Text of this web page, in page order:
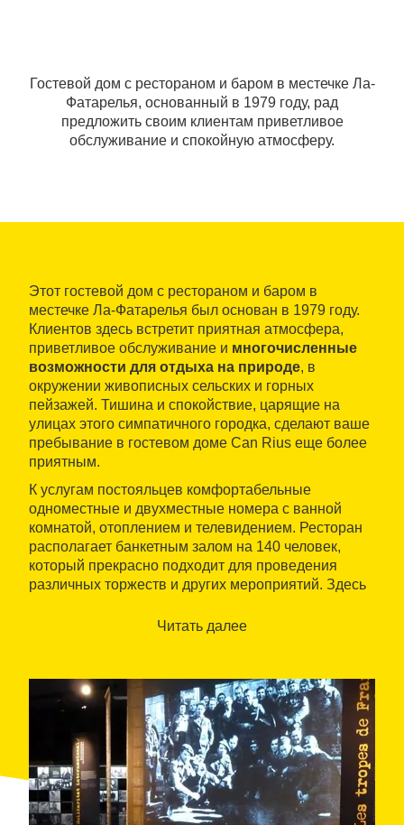
Гостевой дом с рестораном и баром в местечке Ла-
Фатарелья, основанный в 1979 году, рад
предложить своим клиентам приветливое
обслуживание и спокойную атмосферу.
Этот гостевой дом с рестораном и баром в
местечке Ла-Фатарелья был основан в 1979 году.
Клиентов здесь встретит приятная атмосфера,
приветливое обслуживание и многочисленные
возможности для отдыха на природе, в
окружении живописных сельских и горных
пейзажей. Тишина и спокойствие, царящие на
улицах этого симпатичного городка, сделают ваше
пребывание в гостевом доме Can Rius еще более
приятным.
К услугам постояльцев комфортабельные
одноместные и двухместные номера с ванной
комнатой, отоплением и телевидением. Ресторан
располагает банкетным залом на 140 человек,
который прекрасно подходит для проведения
различных торжеств и других мероприятий. Здесь
качественных продуктов, а по будним дням
знаменитый каталонский соусромеско, кролика с
улитками, запеченные телячьи щечки, молочного
ягненка, традиционный густой супэскуделья,
сладкие коржикиаурельетеси другие деликатесы.
Читать далее